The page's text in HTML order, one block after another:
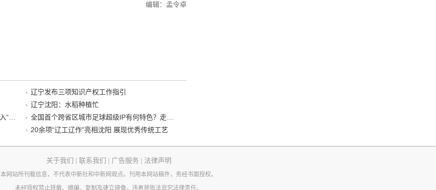
编辑：孟令卓
辽宁发布三项知识产权工作指引
辽宁沈阳：水稻种植忙
20余项“辽工辽作”亮相沈阳 展现优秀传统工艺
关于我们 联系我们 广告服务 法律声明
本网站所刊载信息，不代表中新社和中新网观点。刊用本网站稿件，务经书面授权。
未经授权禁止转载、摘编、复制及建立镜像，违者将依法追究法律责任。